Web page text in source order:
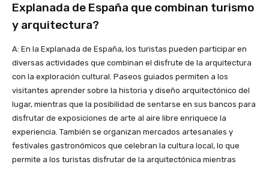
Explanada de España que combinan turismo
y arquitectura?
A: En la Explanada de España, los turistas pueden participar en
diversas actividades que combinan el disfrute de la arquitectura
con la exploración cultural. Paseos guiados permiten a los
visitantes aprender sobre la historia y diseño arquitectónico del
lugar, mientras que la posibilidad de sentarse en sus bancos para
disfrutar de exposiciones de arte al aire libre enriquece la
experiencia. También se organizan mercados artesanales y
festivales gastronómicos que celebran la cultura local, lo que
permite a los turistas disfrutar de la arquitectónica mientras